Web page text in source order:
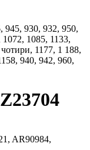
930, 932, 950,
1085, 1133,
чотири, 1177, 1 188,
940, 942, 960,
AR90984,